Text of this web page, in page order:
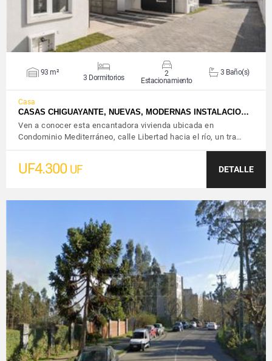
93 m²
3 Dormitorios
2
Estacionamiento
3 Baño(s)
Casa
CASAS CHIGUAYANTE, NUEVAS, MODERNAS INSTALACIO…
Ven a conocer esta encantadora vivienda ubicada en
Condominio Mediterráneo, calle Libertad hacia el río, un tra…
UF4.300 UF DETALLE
VER DETALLES